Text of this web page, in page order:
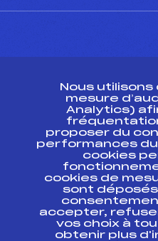
ESPACE PRESSE
Ressources
Pass’Neige
Projet sportif
Projet de
Antidopage
Pôle
Scientifique
Listes ministérielles
Nous
mesure
Analytics)
proposer du
performances
cookies
cookies de
sont déposés
accepter,
vos choix à
obtenir plus